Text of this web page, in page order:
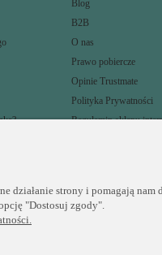
Blog
B2B
O nas
Prawo pobiercze
Opinie Trustmate
Polityka Prywatności
Regulamin sklepu
strony i pomagają
"Dostosuj zgody".